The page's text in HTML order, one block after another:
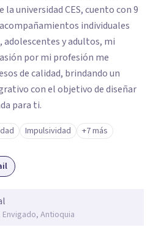
universidad CES, cuento con 9
individuales
y adultos, mi
por mi profesión me
de calidad, brindando un
con el objetivo de diseñar
para ti.
Impulsividad +7 más
Envigado, Antioquia